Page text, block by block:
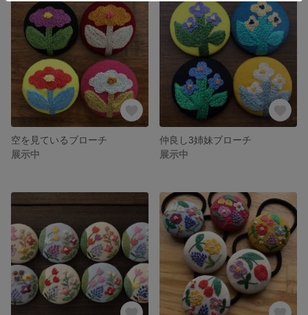
空を見ているブローチ
展示中
仲良し3姉妹ブローチ
展示中